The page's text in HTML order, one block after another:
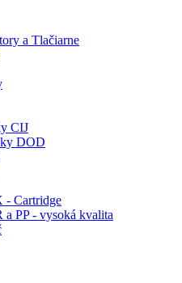
a Tlačiarne
CIJ
DOD
- Cartridge
PP - vysoká kvalita